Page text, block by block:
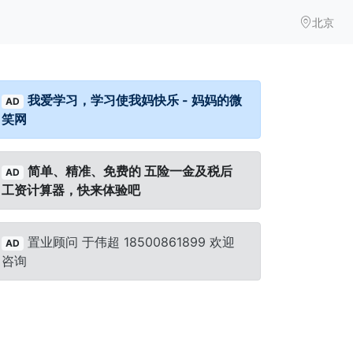
北京
AD
我爱学习，学习使我妈快乐 - 妈妈的微
笑网
AD
简单、精准、免费的 五险一金及税后
工资计算器，快来体验吧
AD
置业顾问 于伟超 18500861899 欢迎
咨询